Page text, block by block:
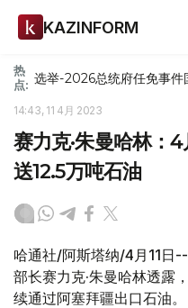
KAZINFORM
热
点: 选举-2026总统府任免事件
14:43, 11 4月 2023
赛力克·朱曼哈林：
送12.5万吨石油
哈通社/阿斯塔纳/4月11日
部长赛力克·朱曼哈林透露
续通过阿塞拜疆出口石油。